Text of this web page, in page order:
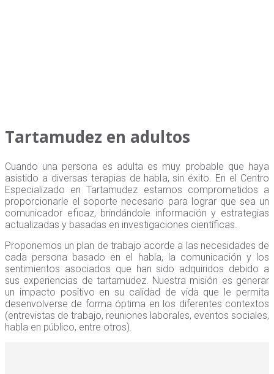
Tartamudez en adultos
Cuando una persona es adulta es muy probable que haya
asistido a diversas terapias de habla, sin éxito. En el Centro
Especializado en Tartamudez estamos comprometidos a
proporcionarle el soporte necesario para lograr que sea un
comunicador eficaz, brindándole información y estrategias
actualizadas y basadas en investigaciones científicas.
Proponemos un plan de trabajo acorde a las necesidades de
cada persona basado en el habla, la comunicación y los
sentimientos asociados que han sido adquiridos debido a
sus experiencias de tartamudez. Nuestra misión es generar
un impacto positivo en su calidad de vida que le permita
desenvolverse de forma óptima en los diferentes contextos
(entrevistas de trabajo, reuniones laborales, eventos sociales,
habla en público, entre otros).